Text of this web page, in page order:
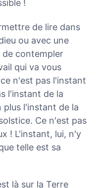
!
de lire dans
ou avec une
de contempler
qui va vous
n'est pas l'instant
l'instant de la
plus l'instant de la
Ce n'est pas
! L'instant, lui, n'y
telle est sa
là sur la Terre